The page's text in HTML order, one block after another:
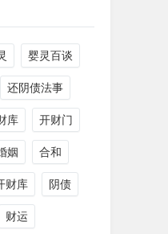
婴灵百谈
还阴债法事
库 开财门
姻 合和
财库 阴债
财运